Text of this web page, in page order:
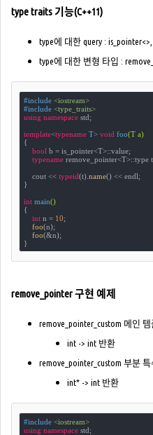
type traits 기능(C++11)
type에 대한 query :
type에 대한 변형 타입 :
#include <iostream>
#include <type_traits>
using namespace std;
template<typename T> void foo(T a)
{
bool b = is_pointer<T>::value;
typename remove_pointer<T>::type
    cout <<
typeid(t). name() << endl;
}
int main()
{
int n = 10;
foo(n);
foo(&n);
}
remove_pointer 구현 예제
remove_pointer_custom 메인
int -> int 반환
remove_pointer_custom 부분
int* -> int 반환
#include <iostream>
using namespace std;